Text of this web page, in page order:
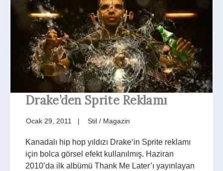
Drake’den Sprite Reklamı
Ocak 29, 2011 Stil / Magazin
Kanadalı hip hop yıldızı Drake‘in Sprite reklamı
için bolca görsel efekt kullanılmış. Haziran
2010’da ilk albümü Thank Me Later’ı yayınlayan